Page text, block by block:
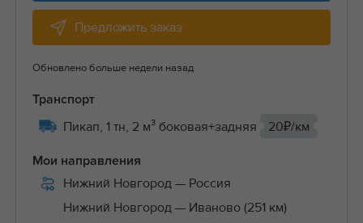
Предложить заказ
Обновлено больше недели назад
Транспорт
Пикап, 1 тн, 2 м³ боковая+задняя 20₽/км
Мои направления
Нижний Новгород — Россия
Нижний Новгород — Иваново (251 км)